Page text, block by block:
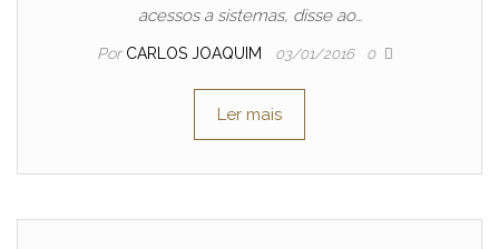
acessos a sistemas, disse ao…
Por CARLOS JOAQUIM 03/01/2016 0
Ler mais